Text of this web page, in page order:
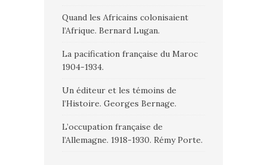
Quand les Africains colonisaient
l’Afrique. Bernard Lugan.
La pacification française du Maroc
1904-1934.
Un éditeur et les témoins de
l’Histoire. Georges Bernage.
L’occupation française de
l’Allemagne. 1918-1930. Rémy Porte.